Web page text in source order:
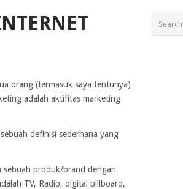
orang (termasuk saya tentunya)
adalah aktifitas marketing
definisi sederhana yang
sebuah produk/brand dengan
TV, Radio, digital billboard,